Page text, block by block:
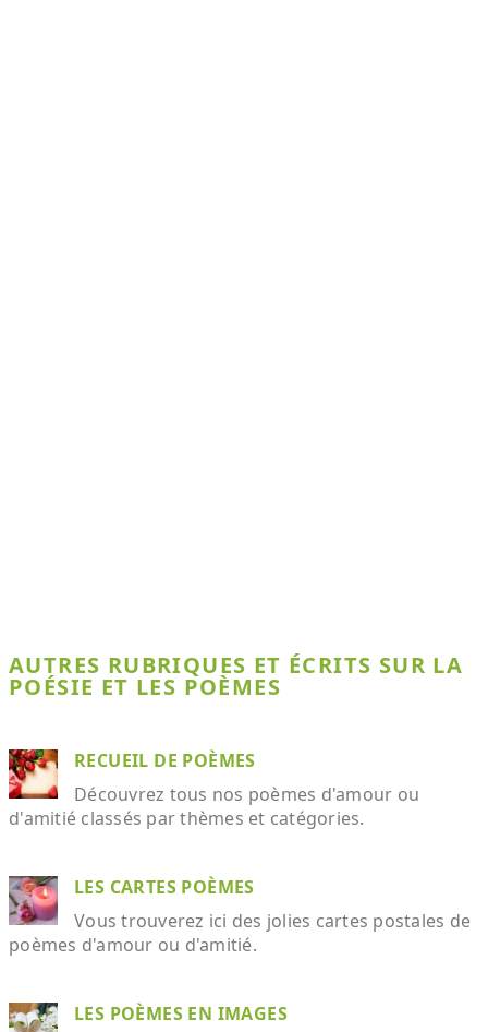
AUTRES RUBRIQUES ET ÉCRITS SUR LA
POÉSIE ET LES POÈMES
RECUEIL DE POÈMES
Découvrez tous nos poèmes d'amour ou
d'amitié classés par thèmes et catégories.
LES CARTES POÈMES
Vous trouverez ici des jolies cartes postales de
poèmes d'amour ou d'amitié.
LES POÈMES EN IMAGES